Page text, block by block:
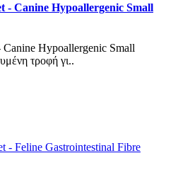
- Canine Hypoallergenic Small
Hypoallergenic Small
τροφή γι..